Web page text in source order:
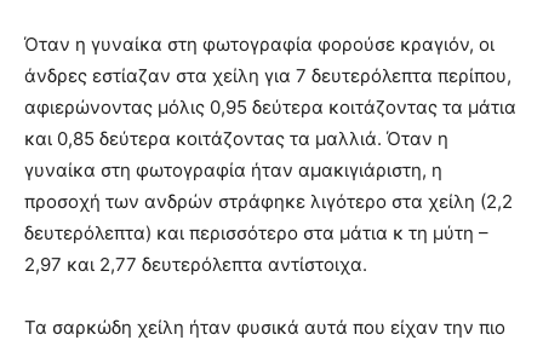
Όταν η γυναίκα στη φωτογραφία φορούσε κραγιόν, οι
άνδρες εστίαζαν στα χείλη για 7 δευτερόλεπτα περίπου,
αφιερώνοντας μόλις 0,95 δεύτερα κοιτάζοντας τα μάτια
και 0,85 δεύτερα κοιτάζοντας τα μαλλιά. Όταν η
γυναίκα στη φωτογραφία ήταν αμακιγιάριστη, η
προσοχή των ανδρών στράφηκε λιγότερο στα χείλη (2,2
δευτερόλεπτα) και περισσότερο στα μάτια κ τη μύτη –
2,97 και 2,77 δευτερόλεπτα αντίστοιχα.
Τα σαρκώδη χείλη ήταν φυσικά αυτά που είχαν την πιο